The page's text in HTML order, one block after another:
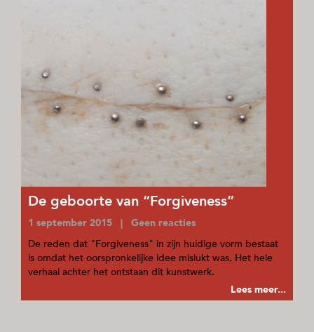
De geboorte van “Forgiveness”
1 september 2015 | Geen reacties
De reden dat "Forgiveness" in zijn huidige vorm bestaat
is omdat het oorspronkelijke idee mislukt was. Het hele
verhaal achter het ontstaan dit kunstwerk.
Lees meer...